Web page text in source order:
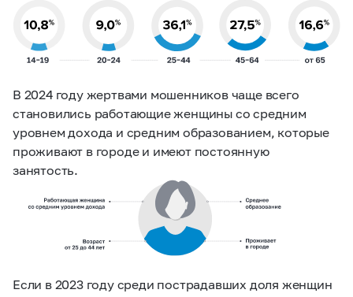
В 2024 году жертвами мошенников чаще всего
становились работающие женщины со средним
уровнем дохода и средним образованием, которые
проживают в городе и имеют постоянную
занятость.
Если в 2023 году среди пострадавших доля женщин